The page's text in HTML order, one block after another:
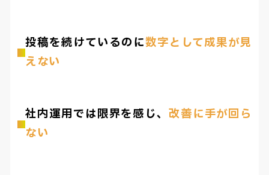
投稿を続けているのに数字として成果が見
えない
社内運用では限界を感じ、 改善に手が回ら
ない